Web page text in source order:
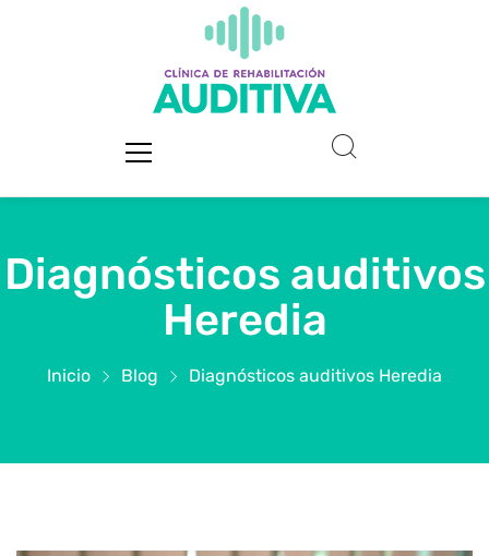
Diagnósticos auditivos
Heredia
Inicio Blog Diagnósticos auditivos Heredia